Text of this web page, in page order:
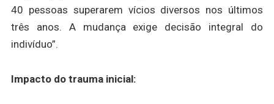
40 pessoas superarem vícios diversos nos últimos
três anos. A mudança exige decisão integral do
indivíduo”.
Impacto do trauma inicial: